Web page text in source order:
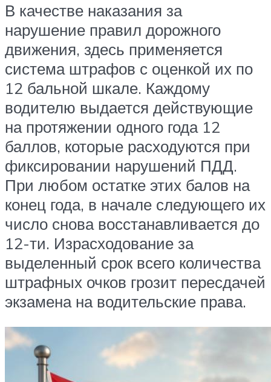
В качестве наказания за
нарушение правил дорожного
движения, здесь применяется
система штрафов с оценкой их по
12 бальной шкале. Каждому
водителю выдается действующие
на протяжении одного года 12
баллов, которые расходуются при
фиксировании нарушений ПДД.
При любом остатке этих балов на
конец года, в начале следующего их
число снова восстанавливается до
12-ти. Израсходование за
выделенный срок всего количества
штрафных очков грозит пересдачей
экзамена на водительские права.